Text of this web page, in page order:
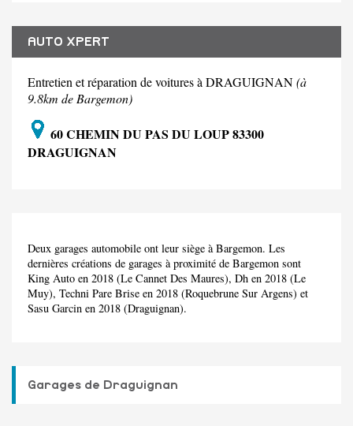
AUTO XPERT
Entretien et réparation de voitures à DRAGUIGNAN(à
9.8km de Bargemon)
60 CHEMIN DU PAS DU LOUP 83300
DRAGUIGNAN
Deux garages automobile ont leur siège à Bargemon. Les
dernières créations de garages à proximité de Bargemon sont
King Auto en 2018 (Le Cannet Des Maures), Dh en 2018 (Le
Muy), Techni Pare Brise en 2018 (Roquebrune Sur Argens) et
Sasu Garcin en 2018 (Draguignan).
Garages de Draguignan